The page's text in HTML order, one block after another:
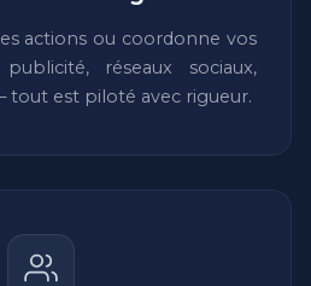
actions ou coordonne vos
réseaux sociaux,
est piloté avec rigueur.